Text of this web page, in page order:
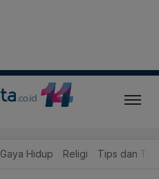
Gaya Hidup Religi Tips dan Trik